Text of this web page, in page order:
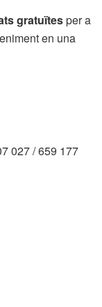
gratuïtesper a
en una
027 / 659 177